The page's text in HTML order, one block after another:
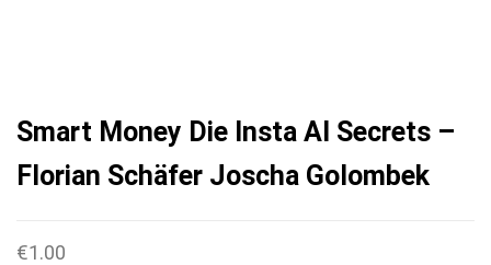
Smart Money Die Insta AI Secrets –
Florian Schäfer Joscha Golombek
€1.00